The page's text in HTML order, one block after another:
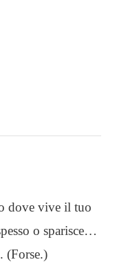
dove vive il tuo
o sparisce…
(Forse.)